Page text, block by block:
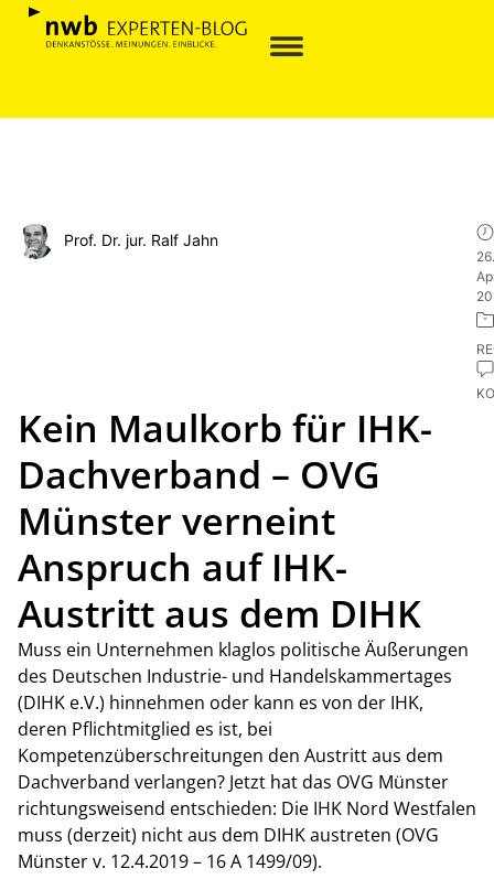
Prof. Dr. jur. Ralf Jahn
26.
Kein Maulkorb für IHK-
Dachverband – OVG
Münster verneint
Anspruch auf IHK-
Austritt aus dem DIHK
Muss ein Unternehmen klaglos politische Äußerungen
des Deutschen Industrie- und Handelskammertages
(DIHK e.V.) hinnehmen oder kann es von der IHK,
deren Pflichtmitglied es ist, bei
Kompetenzüberschreitungen den Austritt aus dem
Dachverband verlangen? Jetzt hat das OVG Münster
richtungsweisend entschieden: Die IHK Nord Westfalen
muss (derzeit) nicht aus dem DIHK austreten (OVG
Münster v. 12.4.2019 – 16 A 1499/09).